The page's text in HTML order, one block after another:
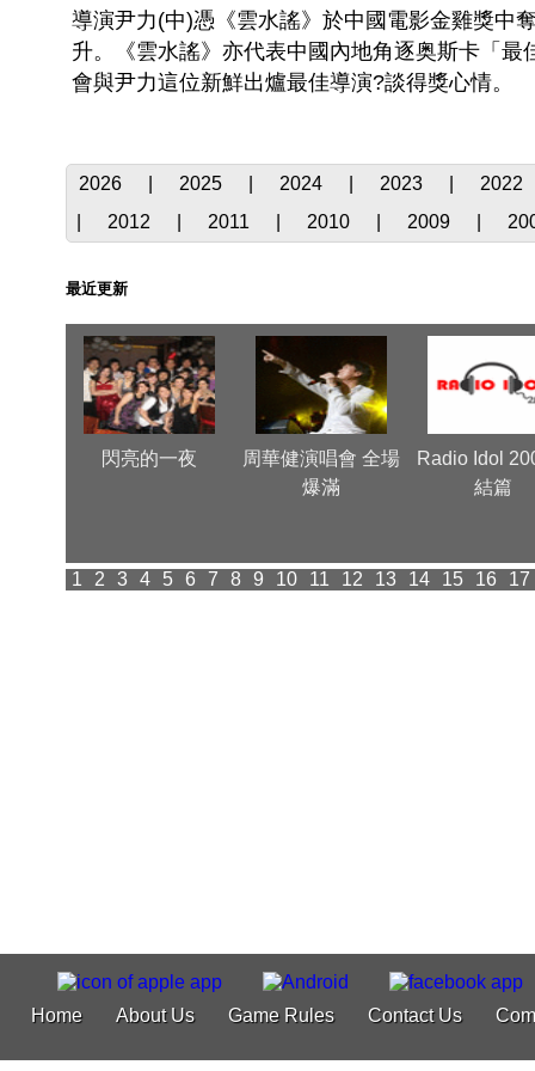
導演尹力(中)憑《雲水謠》於中國電影金雞獎中
升。《雲水謠》亦代表中國內地角逐奥斯卡「
會與尹力這位新鮮出爐最佳導演?談得獎心情。
2026 2025 2024 2023
2022
2012 2011 2010 2009
最近更新
閃亮的一夜
周華健演唱會 全場
爆滿
Radio Idol
結篇
1 2 3 4 5 6 7 8 9 10 11 12 13 14 15 16 17
Home About Us Game Rules Contact Us